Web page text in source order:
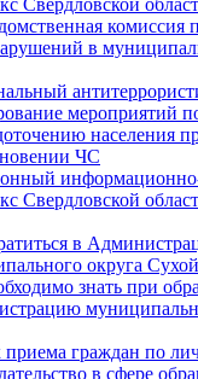
Cвердловской
комиссия
в
мероприятий
населения
ЧС
Свердловской
в
округа
знать при
приема граждан по
в сфере